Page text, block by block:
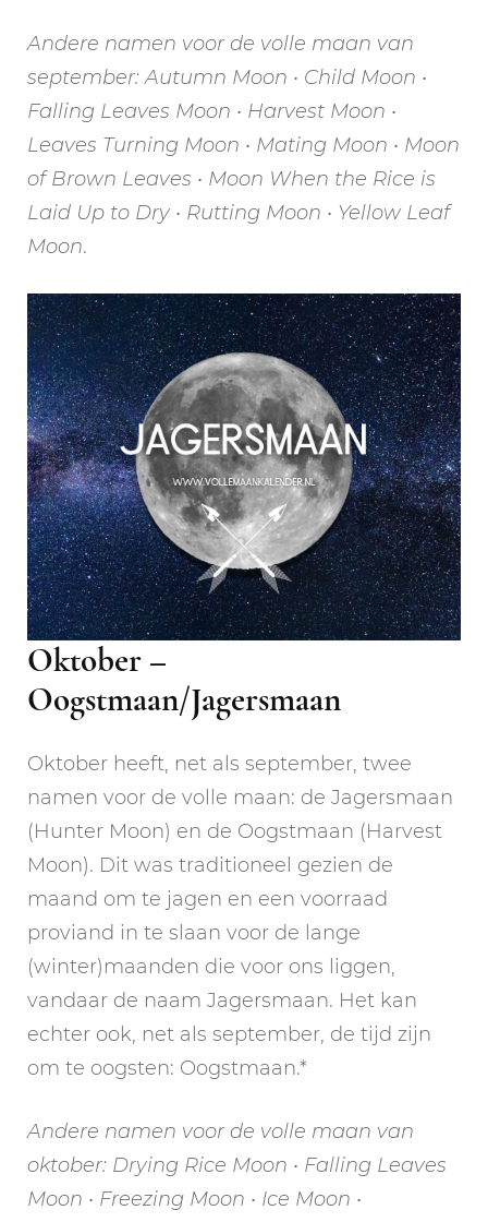
Andere namen voor de volle maan van
september: Autumn Moon • Child Moon •
Falling Leaves Moon • Harvest Moon •
Leaves Turning Moon • Mating Moon • Moon
of Brown Leaves • Moon When the Rice is
Laid Up to Dry • Rutting Moon • Yellow Leaf
Moon.
Oktober –
Oogstmaan/Jagersmaan
Oktober heeft, net als september, twee
namen voor de volle maan: de Jagersmaan
(Hunter Moon) en de Oogstmaan (Harvest
Moon). Dit was traditioneel gezien de
maand om te jagen en een voorraad
proviand in te slaan voor de lange
(winter)maanden die voor ons liggen,
vandaar de naam Jagersmaan. Het kan
echter ook, net als september, de tijd zijn
om te oogsten: Oogstmaan.*
Andere namen voor de volle maan van
oktober: Drying Rice Moon • Falling Leaves
Moon • Freezing Moon • Ice Moon •